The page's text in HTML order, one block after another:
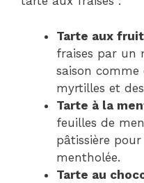
Tarte aux
fraises par un
saison comme
myrtilles et
Tarte à la
feuilles de
pâtissière
mentholée.
Tarte au